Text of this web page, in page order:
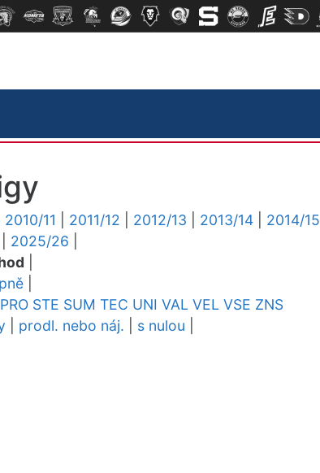
2010/11 2011/12 2012/13 2013/14 2014/15
2025/26
PRO STE SUM TEC UNI VAL VEL VSE ZNS
prodl. nebo náj. s nulou